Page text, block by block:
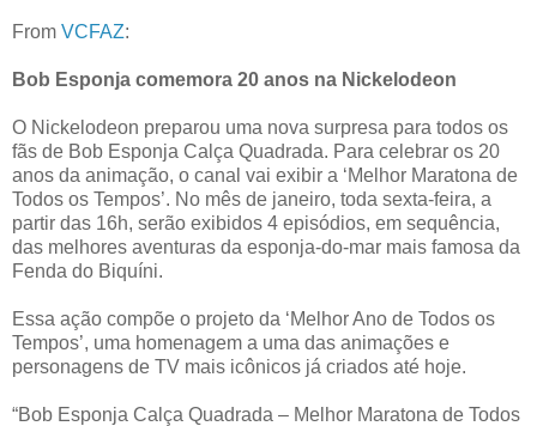
From VCFAZ:
Bob Esponja comemora 20 anos na Nickelodeon
O Nickelodeon preparou uma nova surpresa para todos os
fãs de Bob Esponja Calça Quadrada. Para celebrar os 20
anos da animação, o canal vai exibir a ‘Melhor Maratona de
Todos os Tempos’. No mês de janeiro, toda sexta-feira, a
partir das 16h, serão exibidos 4 episódios, em sequência,
das melhores aventuras da esponja-do-mar mais famosa da
Fenda do Biquíni.
Essa ação compõe o projeto da ‘Melhor Ano de Todos os
Tempos’, uma homenagem a uma das animações e
personagens de TV mais icônicos já criados até hoje.
“Bob Esponja Calça Quadrada – Melhor Maratona de Todos